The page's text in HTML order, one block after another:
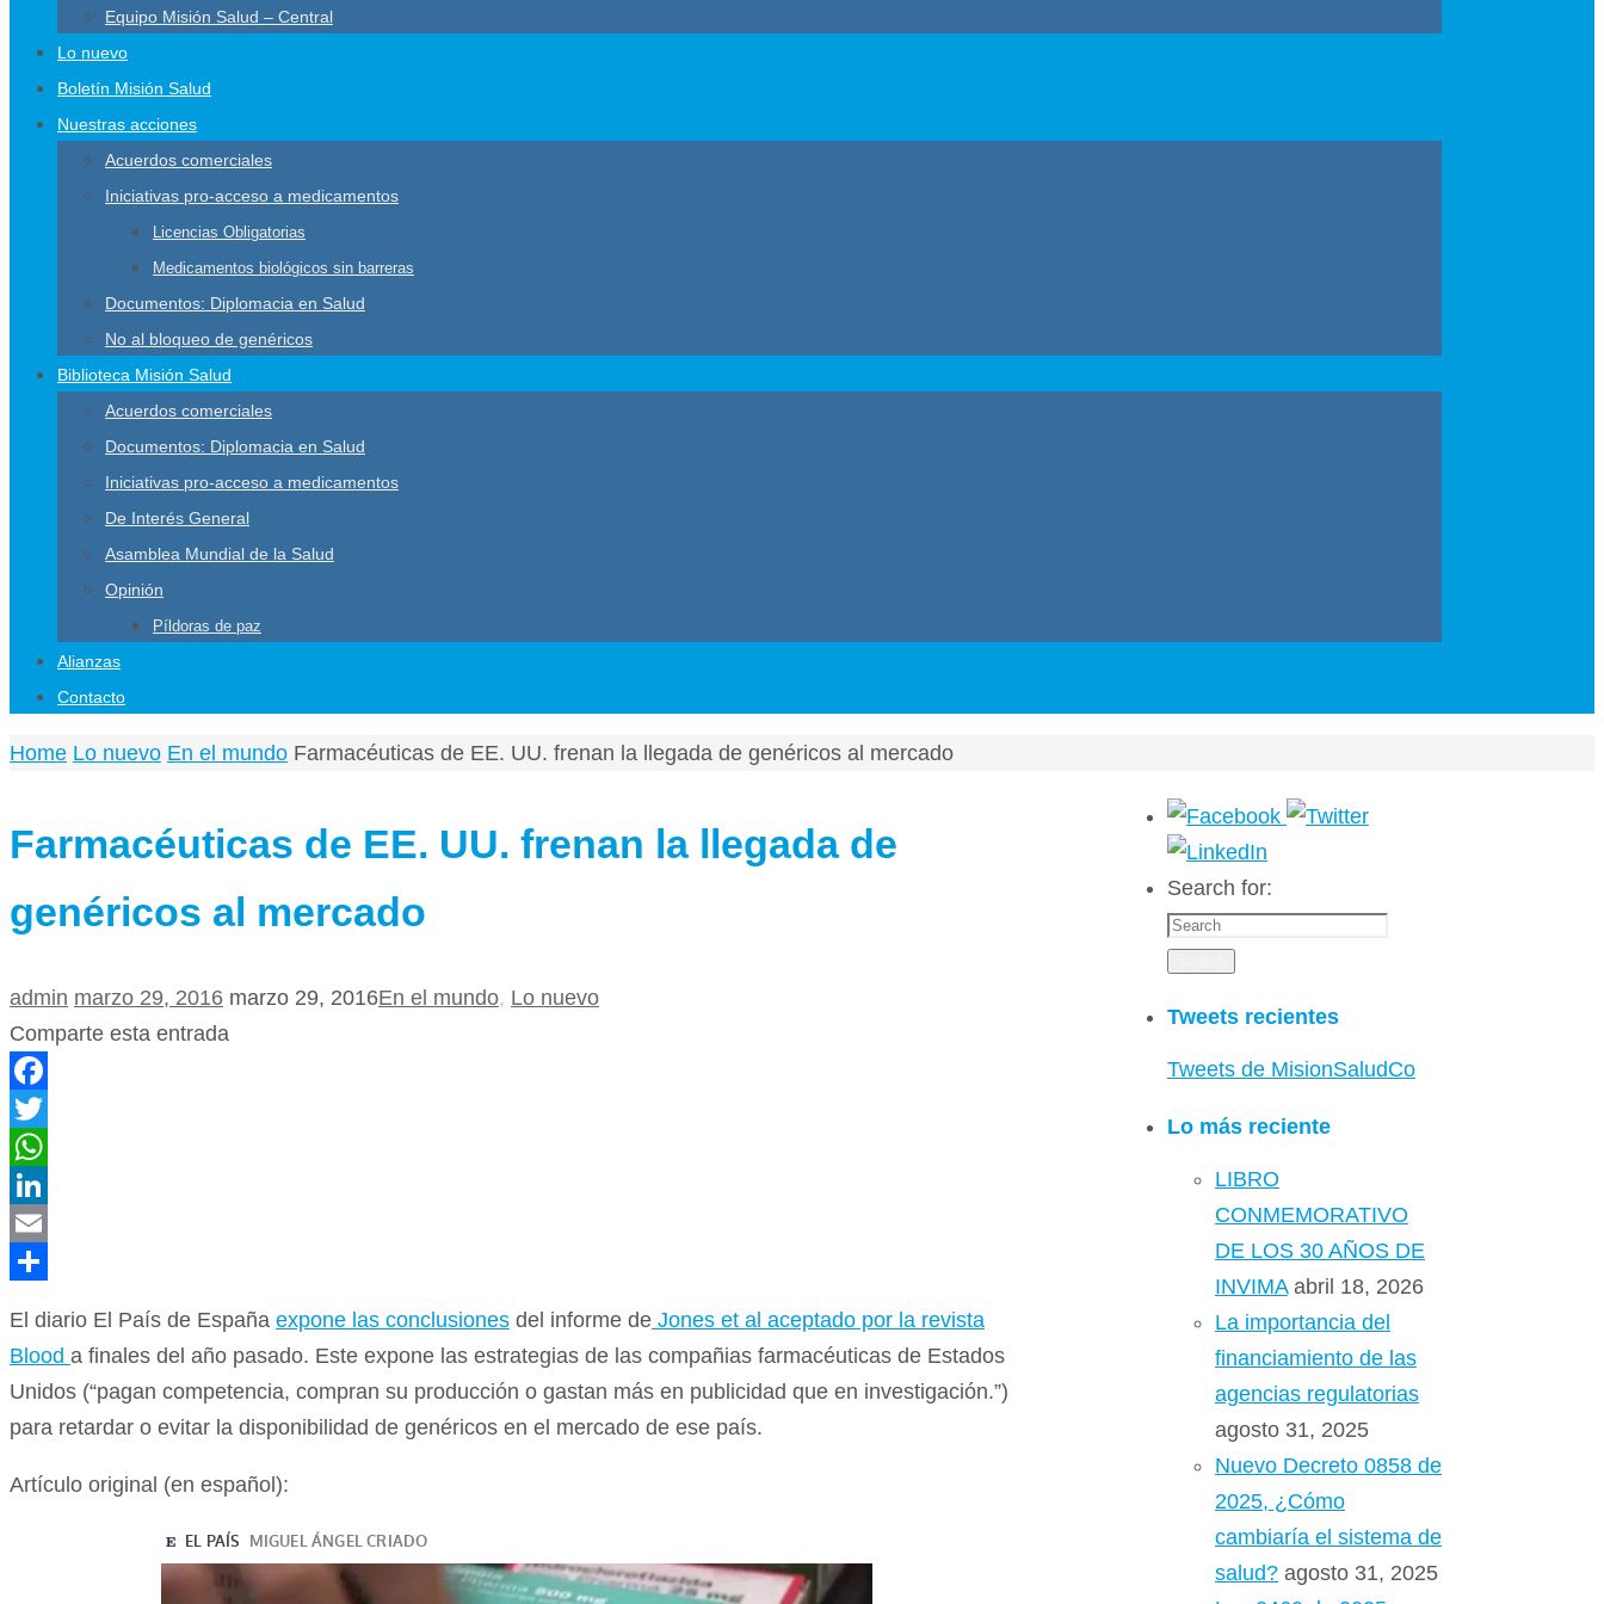
Equipo Misión Salud – Central
Lo nuevo
Boletín Misión Salud
Nuestras acciones
Acuerdos comerciales
Iniciativas pro-acceso a medicamentos
Licencias Obligatorias
Medicamentos biológicos sin barreras
Documentos: Diplomacia en Salud
No al bloqueo de genéricos
Biblioteca Misión Salud
Acuerdos comerciales
Documentos: Diplomacia en Salud
Iniciativas pro-acceso a medicamentos
De Interés General
Asamblea Mundial de la Salud
Opinión
Píldoras de paz
Alianzas
Contacto
Home Lo nuevo En el mundo Farmacéuticas de EE. UU. frenan la llegada de genéricos al mercado
Farmacéuticas de EE. UU. frenan la llegada de
genéricos al mercado
admin marzo 29, 2016 marzo 29, 2016En el mundo, Lo nuevo
Comparte esta entrada
Facebook
Twitter
WhatsApp
LinkedIn
Email
El diario El País de España expone las conclusiones del informe de Jones et al aceptado por la revista
Blood a finales del año pasado. Este expone las estrategias de las compañias farmacéuticas de Estados
Unidos (“pagan competencia, compran su producción o gastan más en publicidad que en investigación.”)
para retardar o evitar la disponibilidad de genéricos en el mercado de ese país.
Artículo original (en español):
Search for:
Tweets recientes
Tweets de MisionSaludCo
Lo más reciente
LIBRO
CONMEMORATIVO
DE LOS 30 AÑOS DE
INVIMA abril 18, 2026
La importancia del
financiamiento de las
agencias regulatorias
agosto 31, 2025
Nuevo Decreto 0858 de
2025, ¿Cómo
cambiaría el sistema de
salud? agosto 31, 2025